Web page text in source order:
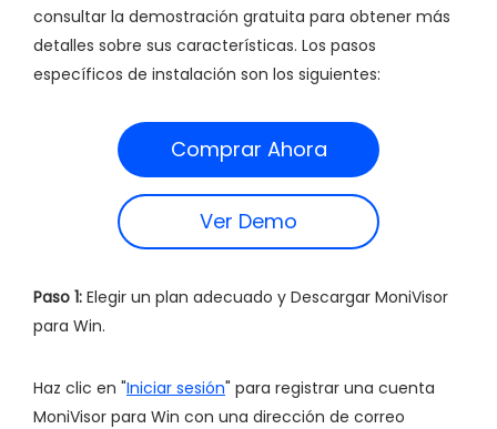
consultar la demostración gratuita para obtener más
detalles sobre sus características. Los pasos
específicos de instalación son los siguientes:
Comprar Ahora
Ver Demo
Paso 1: Elegir un plan adecuado y Descargar MoniVisor
para Win.
Haz clic en "Iniciar sesión" para registrar una cuenta
MoniVisor para Win con una dirección de correo